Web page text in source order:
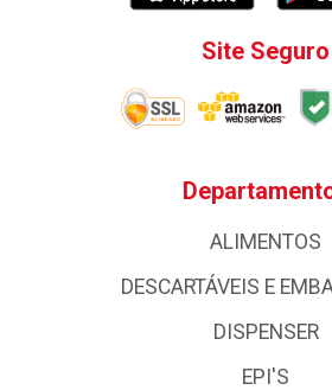
Site Seguro
ALIMENTOS
DESCARTÁVEIS E
DISPENSER
EPI'S